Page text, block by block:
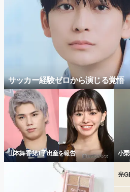
サッカー経験ゼロから演じる覚悟
山本舞香 第1子出産を報告 小
光